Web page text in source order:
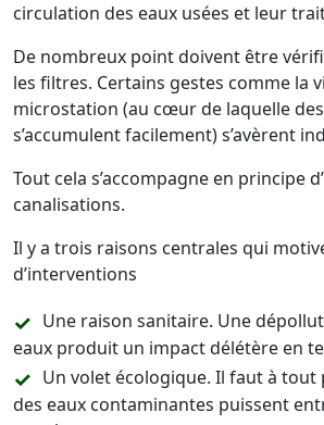
circulation des eaux usées et leur
De nombreux point doivent être
les filtres. Certains gestes comme la
microstation (au cœur de laquelle
s’accumulent facilement) s’avèrent
Tout cela s’accompagne en principe
canalisations.
Il y a trois raisons centrales qui
d’interventions
Une raison sanitaire. Une
eaux produit un impact délétère en
Un volet écologique. Il faut à tout
des eaux contaminantes puissent